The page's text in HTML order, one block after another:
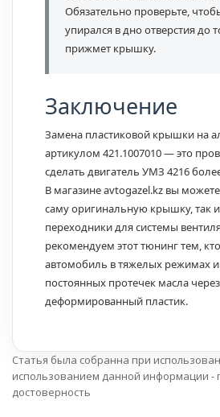
Обязательно проверьте,
упирался в дно отверстия до
прижмет крышку.
Заключение
Замена пластиковой крышки на
артикулом 421.1007010 — это
сделать двигатель УМЗ 4216
В магазине avtogazel.kz вы
саму оригинальную крышку, так
переходники для системы
рекомендуем этот тюнинг тем,
автомобиль в тяжелых режимах и
постоянных протечек масла через
деформированный пластик.
Статья была собранна при
использованием данной информации -
достоверность